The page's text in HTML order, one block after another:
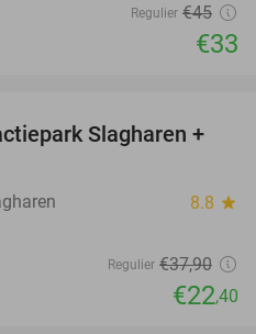
Regulier €45
€33
41%
Slagharen +
8.8 star
Regulier €37,90
€22,40